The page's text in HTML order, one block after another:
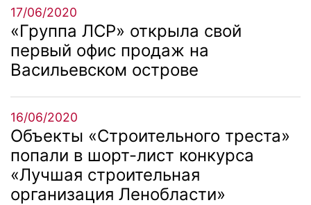
17/06/2020
«Группа ЛСР» открыла свой
первый офис продаж на
Васильевском острове
16/06/2020
Объекты «Строительного треста»
попали в шорт-лист конкурса
«Лучшая строительная
организация Ленобласти»